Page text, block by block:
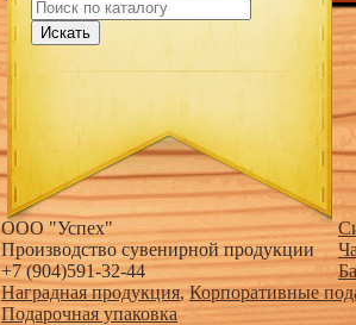
Искать
ООО "Успех"
Производство сувенирной продукции
+7 (904)591-32-44
Наградная продукция,Корпоративные
Подарочная упаковка